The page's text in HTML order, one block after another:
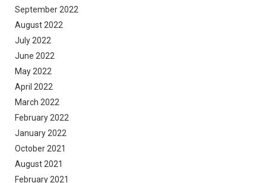
September 2022
August 2022
July 2022
June 2022
May 2022
April 2022
March 2022
February 2022
January 2022
October 2021
August 2021
February 2021